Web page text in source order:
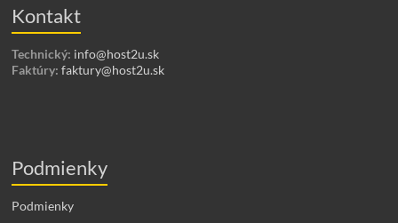
Kontakt
Technický: info@host2u.sk
Faktúry: faktury@host2u.sk
Podmienky
Podmienky